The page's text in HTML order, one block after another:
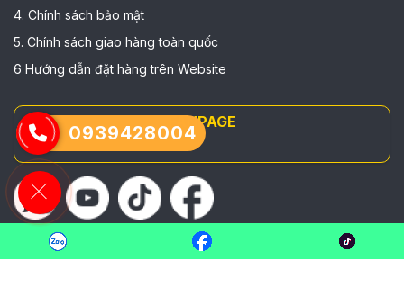
4. Chính sách bảo mật
5. Chính sách giao hàng toàn quốc
6 Hướng dẫn đặt hàng trên Website
FANPAGE
0939428004